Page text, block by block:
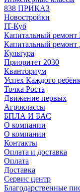
838 ПРИКАЗ
Новостройки
IT-Куб
Капитальный
Капитальный ремонт
Культура
Приоритет 2030
Кванториум
Успех Каждого
Точка Роста
Движение первых
Агроклассы
БПЛА И БАС
О компании
О компании
Контакты
Оплата и доставка
Оплата
Доставка
Сервис центр
Благодарственные